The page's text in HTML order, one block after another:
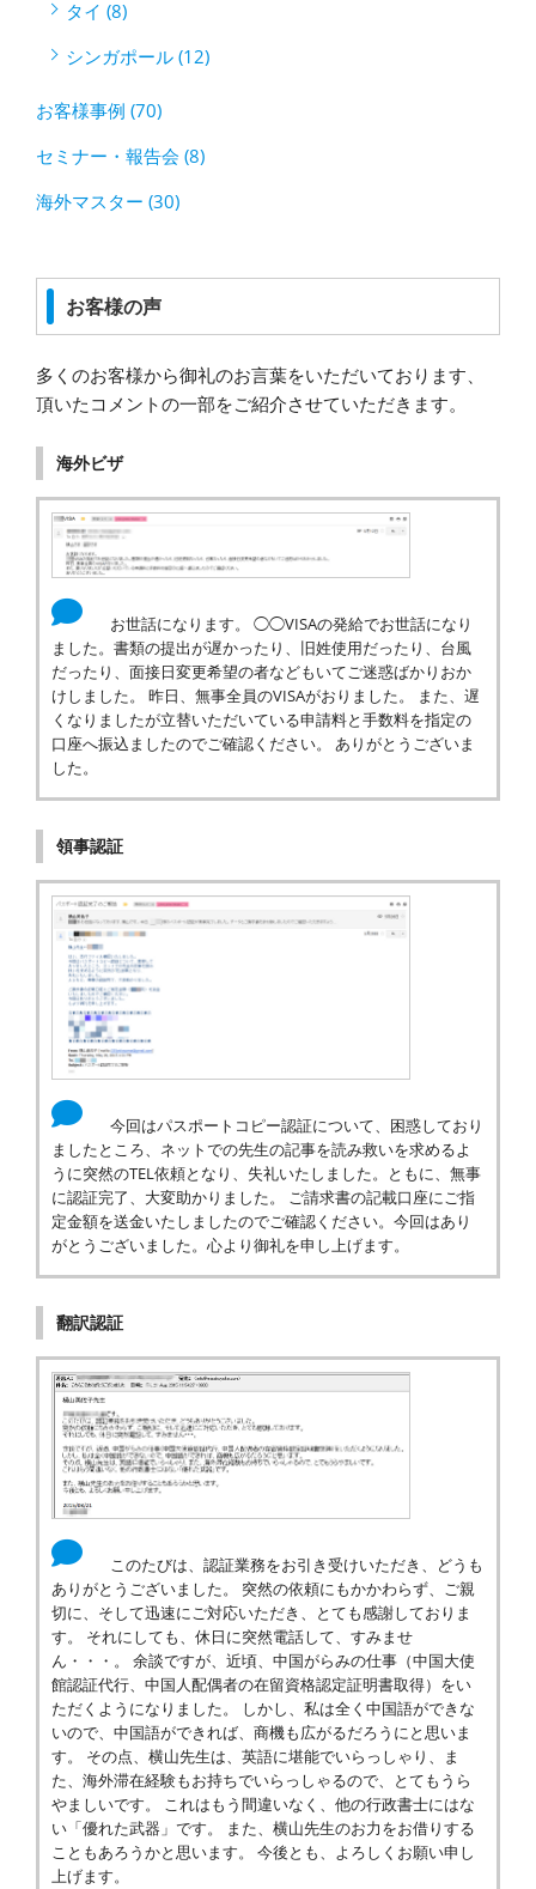
タイ (8)
シンガポール (12)
お客様事例 (70)
セミナー・報告会 (8)
海外マスター (30)
お客様の声
多くのお客様から御礼のお言葉をいただいております、
頂いたコメントの一部をご紹介させていただきます。
海外ビザ
お世話になります。 ◯◯VISAの発給でお世話になり
ました。書類の提出が遅かったり、旧姓使用だったり、台風
だったり、面接日変更希望の者などもいてご迷惑ばかりおか
けしました。 昨日、無事全員のVISAがおりました。 また、遅
くなりましたが立替いただいている申請料と手数料を指定の
口座へ振込ましたのでご確認ください。 ありがとうございま
した。
領事認証
今回はパスポートコピー認証について、困惑しており
ましたところ、ネットでの先生の記事を読み救いを求めるよ
うに突然のTEL依頼となり、失礼いたしました。ともに、無事
に認証完了、大変助かりました。 ご請求書の記載口座にご指
定金額を送金いたしましたのでご確認ください。今回はあり
がとうございました。心より御礼を申し上げます。
翻訳認証
このたびは、認証業務をお引き受けいただき、どうも
ありがとうございました。 突然の依頼にもかかわらず、ご親
切に、そして迅速にご対応いただき、とても感謝しておりま
す。 それにしても、休日に突然電話して、すみませ
ん・・・。 余談ですが、近頃、中国がらみの仕事（中国大使
館認証代行、中国人配偶者の在留資格認定証明書取得）をい
ただくようになりました。 しかし、私は全く中国語ができな
いので、中国語ができれば、商機も広がるだろうにと思いま
す。 その点、横山先生は、英語に堪能でいらっしゃり、ま
た、海外滞在経験もお持ちでいらっしゃるので、とてもうら
やましいです。 これはもう間違いなく、他の行政書士にはな
い「優れた武器」です。 また、横山先生のお力をお借りする
こともあろうかと思います。 今後とも、よろしくお願い申し
上げます。